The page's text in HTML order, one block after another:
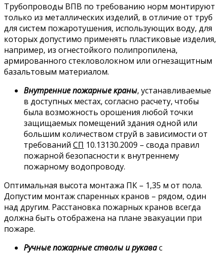
Трубопроводы ВПВ по требованию норм монтируют
только из металлических изделий, в отличие от труб
для систем пожаротушения, использующих воду, для
которых допустимо применять пластиковые изделия,
например, из огнестойкого полипропилена,
армированного стекловолокном или огнезащитным
базальтовым материалом.
Внутренние пожарные краны, устанавливаемые
в доступных местах, согласно расчету, чтобы
была возможность орошения любой точки
защищаемых помещений здания одной или
большим количеством струй в зависимости от
требований СП 10.13130.2009 – свода правил
пожарной безопасности к внутреннему
пожарному водопроводу.
Оптимальная высота монтажа ПК – 1,35 м от пола.
Допустим монтаж спаренных кранов – рядом, один
над другим. Расстановка пожарных кранов всегда
должна быть отображена на плане эвакуации при
пожаре.
Ручные пожарные стволы и рукавас